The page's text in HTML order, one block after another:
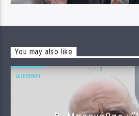
You may also like
ΔΙΕΘΝΉ